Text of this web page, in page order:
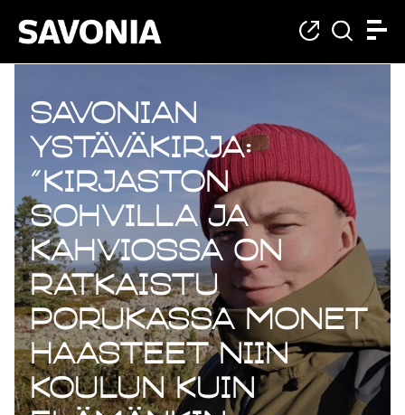
Savonian
ystäväkirja:
”Kirjaston
sohvilla ja
kahviossa on
ratkaistu
porukassa monet
haasteet niin
koulun kuin